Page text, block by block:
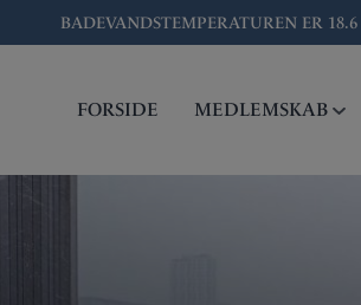
BADEVANDSTEMPERATUREN ER 18.6
FORSIDE MEDLEMSKAB